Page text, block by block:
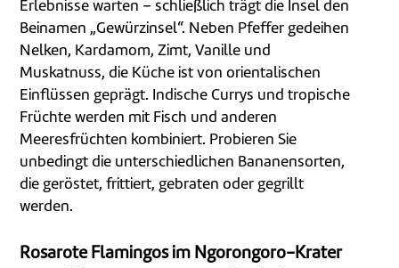
Erlebnisse warten – schließlich trägt die Insel den
Beinamen „Gewürzinsel“. Neben Pfeffer gedeihen
Nelken, Kardamom, Zimt, Vanille und
Muskatnuss, die Küche ist von orientalischen
Einflüssen geprägt. Indische Currys und tropische
Früchte werden mit Fisch und anderen
Meeresfrüchten kombiniert. Probieren Sie
unbedingt die unterschiedlichen Bananensorten,
die geröstet, frittiert, gebraten oder gegrillt
werden.
Rosarote Flamingos im Ngorongoro-Krater